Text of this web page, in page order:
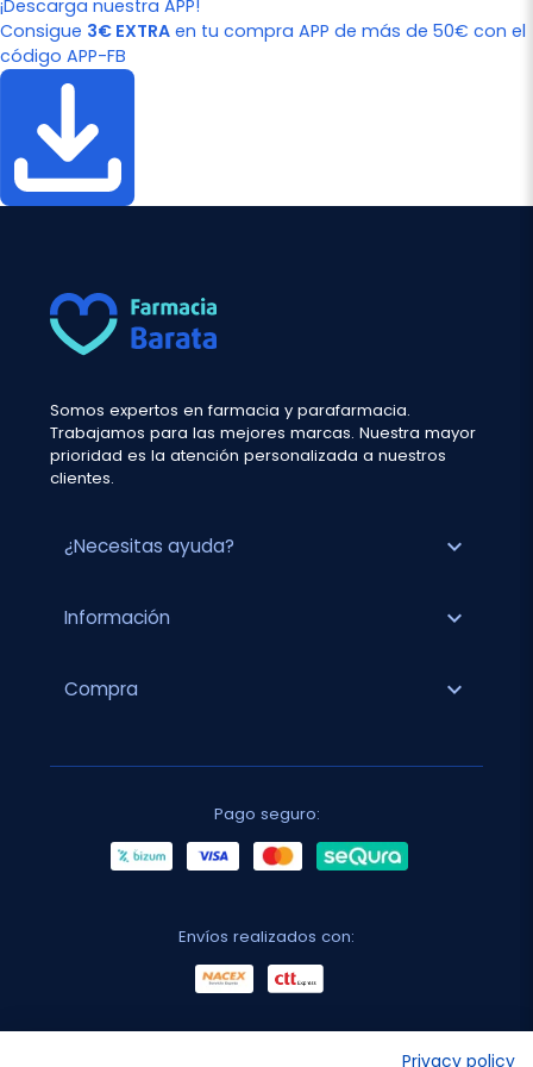
¡Descarga nuestra APP!
Consigue 3€ EXTRA en tu compra APP de más de 50€ con el
código APP-FB
Somos expertos en farmacia y parafarmacia.
Trabajamos para las mejores marcas. Nuestra mayor
prioridad es la atención personalizada a nuestros
clientes.
¿Necesitas ayuda? expand_more
Información expand_more
Compra expand_more
Pago seguro:
Envíos realizados con:
Privacy policy